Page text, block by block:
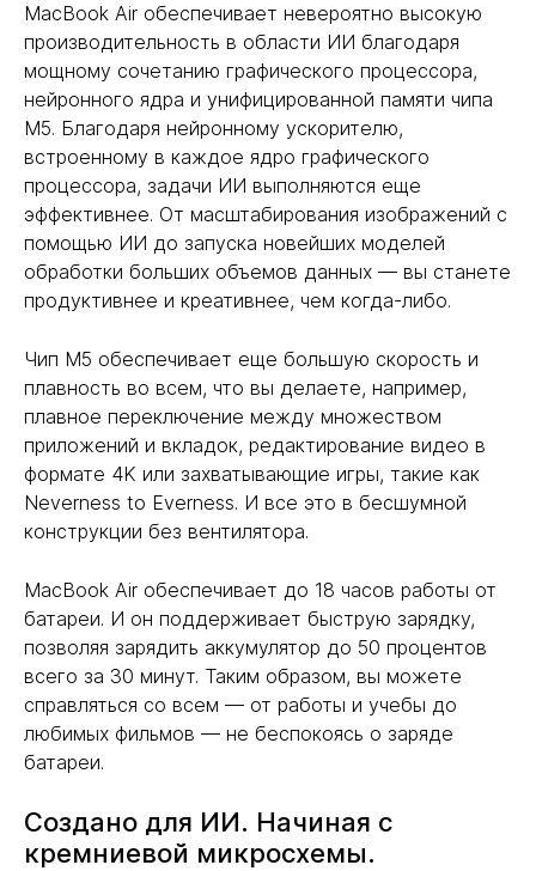
MacBook Air обеспечивает невероятно высокую
производительность в области ИИ благодаря
мощному сочетанию графического процессора,
нейронного ядра и унифицированной памяти чипа
M5. Благодаря нейронному ускорителю,
встроенному в каждое ядро графического
процессора, задачи ИИ выполняются еще
эффективнее. От масштабирования изображений с
помощью ИИ до запуска новейших моделей
обработки больших объемов данных — вы станете
продуктивнее и креативнее, чем когда-либо.
Чип M5 обеспечивает еще большую скорость и
плавность во всем, что вы делаете, например,
плавное переключение между множеством
приложений и вкладок, редактирование видео в
формате 4K или захватывающие игры, такие как
Neverness to Everness. И все это в бесшумной
конструкции без вентилятора.
MacBook Air обеспечивает до 18 часов работы от
батареи. И он поддерживает быструю зарядку,
позволяя зарядить аккумулятор до 50 процентов
всего за 30 минут. Таким образом, вы можете
справляться со всем — от работы и учебы до
любимых фильмов — не беспокоясь о заряде
батареи.
Создано для ИИ. Начиная с
кремниевой микросхемы.